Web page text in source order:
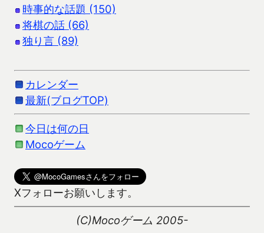
時事的な話題 (150)
将棋の話 (66)
独り言 (89)
カレンダー
最新(ブログTOP)
今日は何の日
Mocoゲーム
Xフォローお願いします。
(C)Mocoゲーム 2005-